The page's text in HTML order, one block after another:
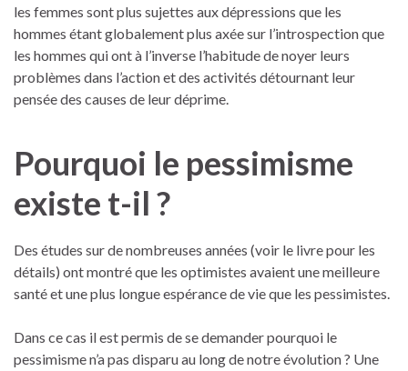
les femmes sont plus sujettes aux dépressions que les
hommes étant globalement plus axée sur l’introspection que
les hommes qui ont à l’inverse l’habitude de noyer leurs
problèmes dans l’action et des activités détournant leur
pensée des causes de leur déprime.
Pourquoi le pessimisme
existe t-il ?
Des études sur de nombreuses années (voir le livre pour les
détails) ont montré que les optimistes avaient une meilleure
santé et une plus longue espérance de vie que les pessimistes.
Dans ce cas il est permis de se demander pourquoi le
pessimisme n’a pas disparu au long de notre évolution ? Une